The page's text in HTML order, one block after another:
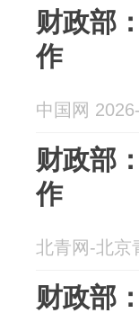
财政部
作
中国网
财政部
作
北青网-北京
财政部